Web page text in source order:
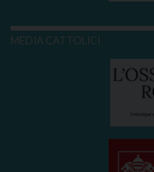
MEDIA CATTOLICI